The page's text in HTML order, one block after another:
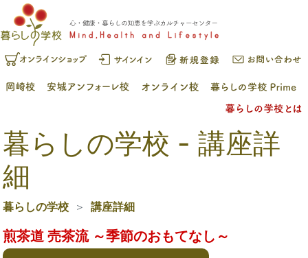
暮らしの学校 - 講座詳
細
暮らしの学校 講座詳細
煎茶道 売茶流 ～季節のおもてなし～